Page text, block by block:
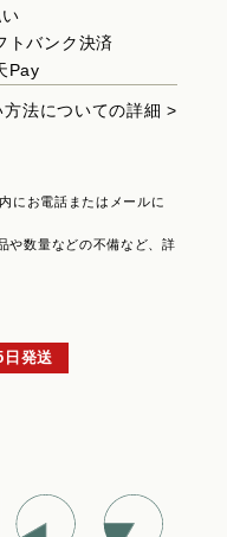
トバンク決済
Pay
方法についての詳細 >
にお電話またはメールに
や数量などの不備など、詳
日発送